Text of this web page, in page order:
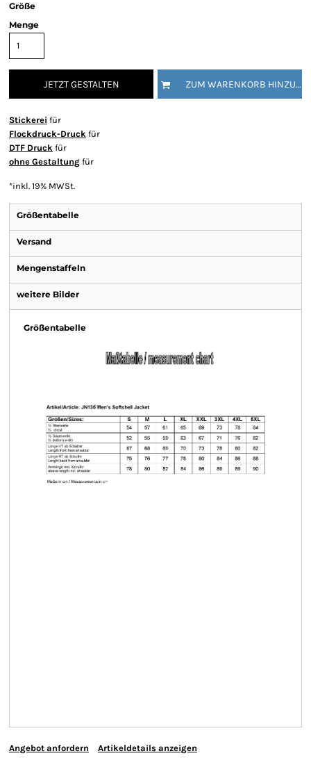
Größe
Menge
JETZT GESTALTEN ZUM WARENKORB HINZUFÜGEN
Stickerei für
Flockdruck-Druck für
DTF Druck für
ohne Gestaltung für
*inkl. 19% MWSt.
Größentabelle
Versand
Mengenstaffeln
weitere Bilder
Größentabelle
Angebot anfordern Artikeldetails anzeigen